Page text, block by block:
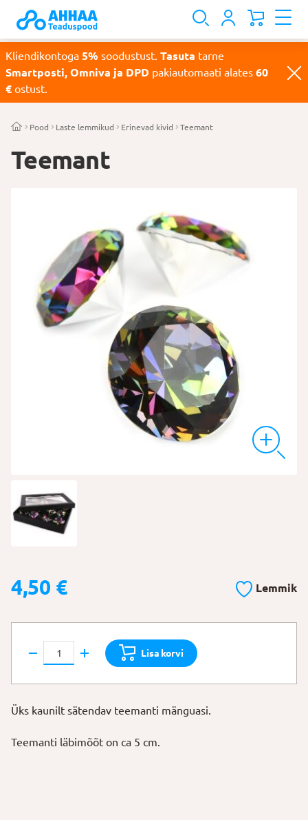
Kliendikontoga 5% soodustust. Tasuta tarne
Smartposti, Omniva ja DPD pakiautomaati alates 60
€ ostust.
Pood Laste lemmikud Erinevad kivid Teemant
Teemant
4,50 € Lemmik
Teemant
kogus
Lisa korvi
Üks kaunilt sätendav teemanti mänguasi.
Teemanti läbimõõt on ca 5 cm.